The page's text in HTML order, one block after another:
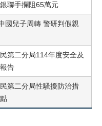
聯手攔阻65萬元
國兒子周轉 警研判假親
第二分局114年度安全及
告
第二分局性騷擾防治措